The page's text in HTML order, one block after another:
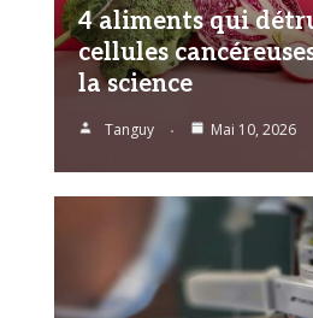
4 aliments qui
cellules
la science
Tanguy Mai 10, 2026